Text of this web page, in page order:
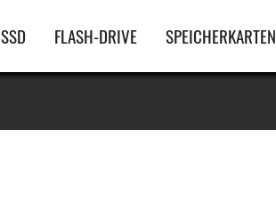
Hauptnavigation
SSD FLASH-DRIVE SPEICHERKARTEN